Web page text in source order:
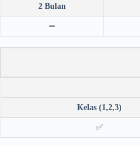
2 Bulan
➖
Kelas (1,2,3)
✅